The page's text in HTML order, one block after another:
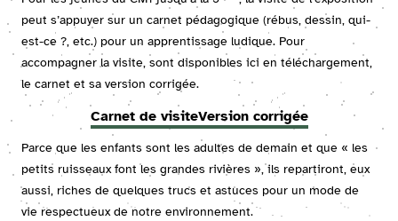
peut s’appuyer sur un carnet pédagogique (rébus, dessin, qui-
est-ce ?, etc.) pour un apprentissage ludique. Pour
accompagner la visite, sont disponibles ici en téléchargement,
le carnet et sa version corrigée.
Carnet de visiteVersion corrigée
Parce que les enfants sont les adultes de demain et que « les
petits ruisseaux font les grandes rivières », ils repartiront, eux
aussi, riches de quelques trucs et astuces pour un mode de
vie respectueux de notre environnement.